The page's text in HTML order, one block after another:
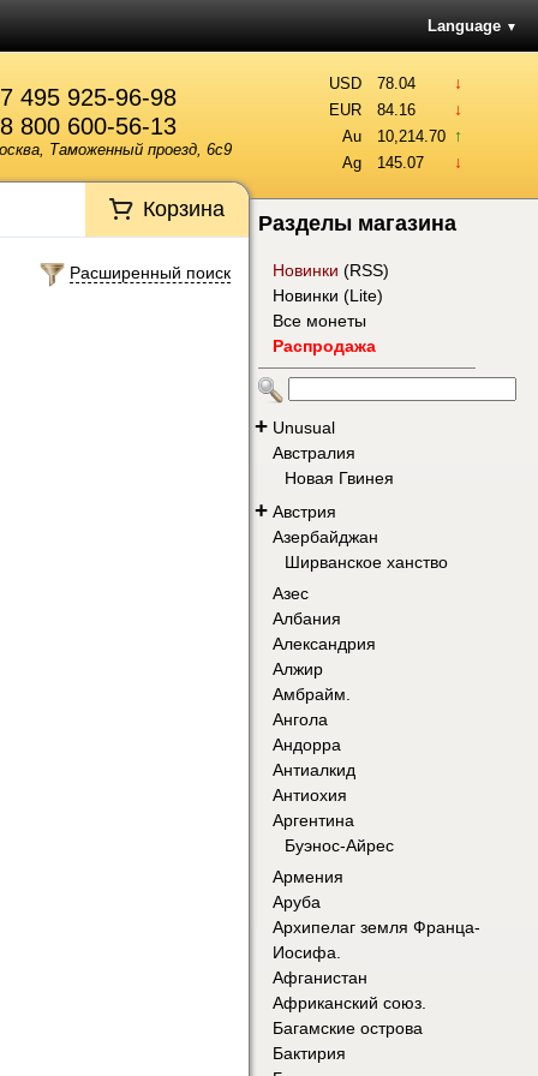
Language ▼
495 925-96-98
8 800 600-56-13
Таможенный проезд, 6с9
USD 78.04 ↓
EUR 84.16 ↓
Au 10,214.70 ↑
Ag 145.07 ↓
Корзина
Расширенный поиск
Разделы магазина
Новинки (RSS)
Новинки (Lite)
Все монеты
Распродажа
+ Unusual
Австралия
Новая Гвинея
+ Австрия
Азербайджан
Ширванское ханство
Азес
Албания
Александрия
Алжир
Амбрайм.
Ангола
Андорра
Антиалкид
Антиохия
Аргентина
Буэнос-Айрес
Армения
Аруба
Архипелаг земля Франца-
Иосифа.
Афганистан
Африканский союз.
Багамские острова
Бактирия